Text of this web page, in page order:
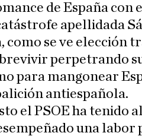
de España con
apellidada
como se ve elección
perpetrando
para mangonear
antiespañola.
el PSOE ha tenido
una